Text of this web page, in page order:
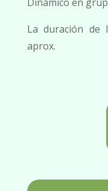
La duración de
aprox.